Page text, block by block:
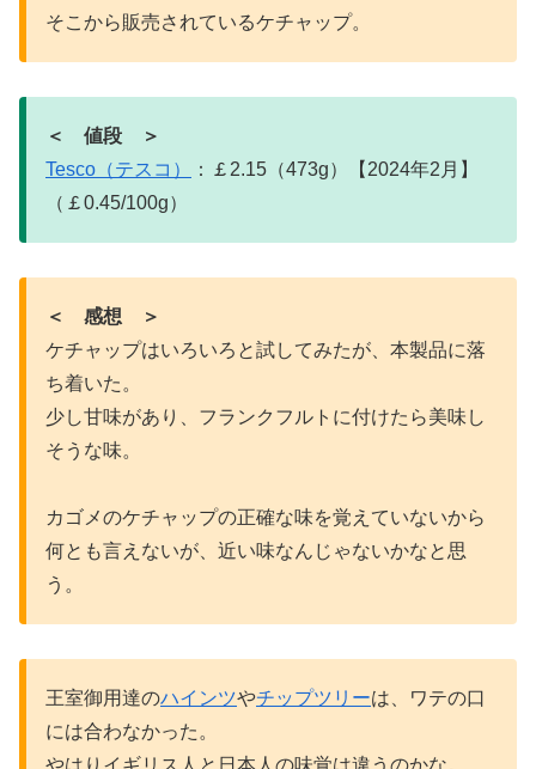
そこから販売されているケチャップ。
＜ 値段 ＞
Tesco（テスコ）
：￡2.15（473g）【2024年2月】
（￡0.45/100g）
＜ 感想 ＞
ケチャップはいろいろと試してみたが、本製品に落
ち着いた。
少し甘味があり、フランクフルトに付けたら美味し
そうな味。
カゴメのケチャップの正確な味を覚えていないから
何とも言えないが、近い味なんじゃないかなと思
う。
王室御用達のハインツやチップツリーは、ワテの口
には合わなかった。
やはりイギリス人と日本人の味覚は違うのかな。